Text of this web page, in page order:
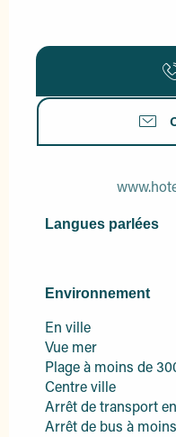
Langues parlées
Langues parlées
Environnement
Environnement
En ville
Vue mer
Plage à moins de
Centre ville
Arrêt de transport
Arrêt de bus à